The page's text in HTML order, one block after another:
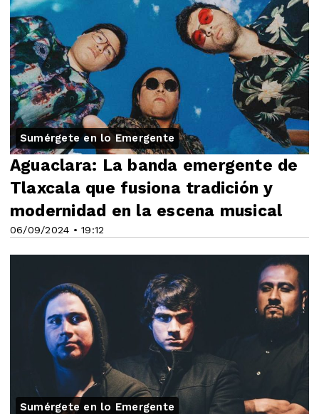
Sumérgete en lo Emergente
06/09/2024 • 19:12
Aguaclara: La banda emergente de
Tlaxcala que fusiona tradición y
modernidad en la escena musical
Sumérgete en lo Emergente